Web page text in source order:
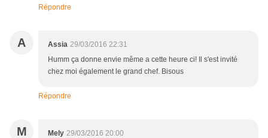
Répondre
A Assia 29/03/2016 22:31
Humm ça donne envie même a cette heure ci! Il s'est invité
chez moi également le grand chef. Bisous
Répondre
M Mely 29/03/2016 20:00